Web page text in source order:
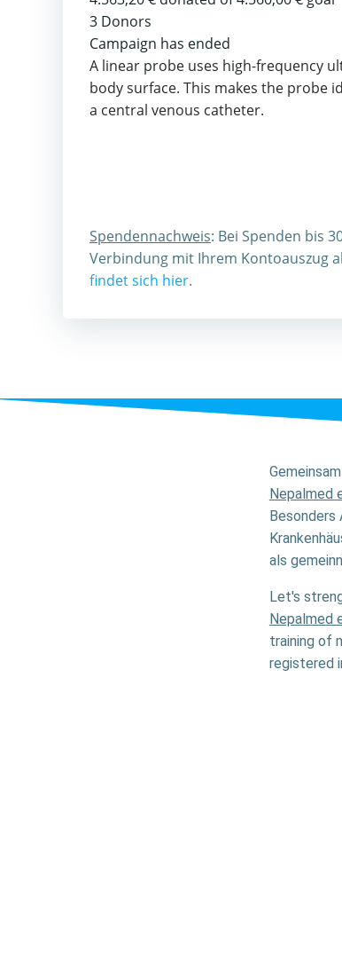
3 Donors
Campaign has ended
A linear probe uses high-frequency
body surface. This makes the probe
a central venous catheter.
Spendennachweis: Bei Spenden bis
Verbindung mit Ihrem Kontoauszug
findet sich hier.
Nepalmed
Besonders
als
Let's
Nepalmed
training of
registered